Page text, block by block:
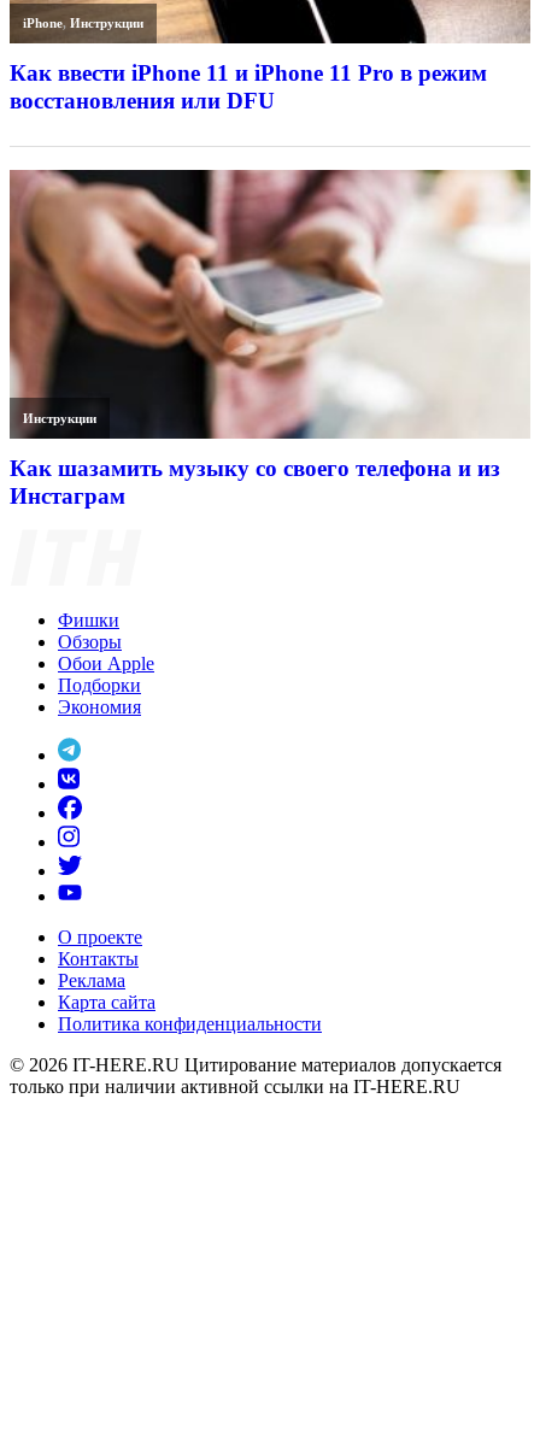
iPhone,Инструкции
Как ввести iPhone 11 и iPhone 11 Pro в режим
восстановления или DFU
Инструкции
Как шазамить музыку со своего телефона и из
Инстаграм
Фишки
Обзоры
Обои Apple
Подборки
Экономия
О проекте
Контакты
Реклама
Карта сайта
Политика конфиденциальности
© 2026 IT-HERE.RU Цитирование материалов допускается
только при наличии активной ссылки на IT-HERE.RU